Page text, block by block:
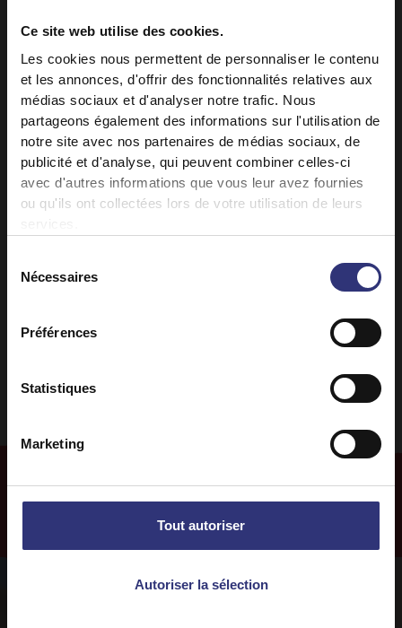
Ce site web utilise des cookies.
Les cookies nous permettent de personnaliser le contenu
et les annonces, d'offrir des fonctionnalités relatives aux
médias sociaux et d'analyser notre trafic. Nous
partageons également des informations sur l'utilisation de
notre site avec nos partenaires de médias sociaux, de
publicité et d'analyse, qui peuvent combiner celles-ci
avec d'autres informations que vous leur avez fournies
ou qu'ils ont collectées lors de votre utilisation de leurs
Nécessaires
Préférences
Statistiques
Marketing
Tout autoriser
Autoriser la sélection
Découvrez des recettes similaires
Fruits Legumes
Piment Poulet
Plus derecettes